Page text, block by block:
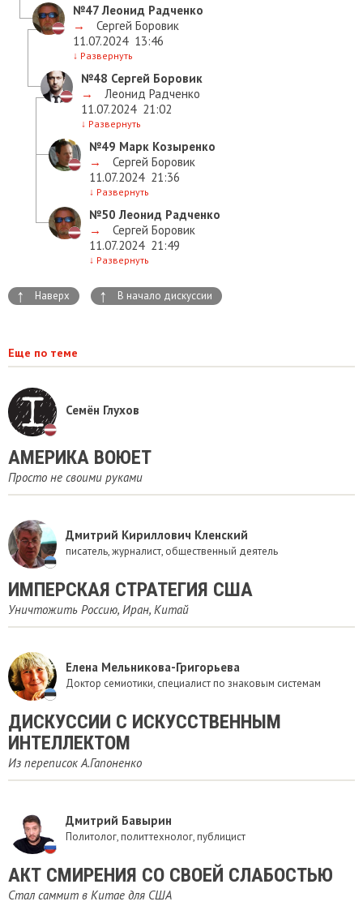
№47Леонид Радченко
→
Сергей Боровик
11.07.2024 13:46
↓ Развернуть
№48 Сергей Боровик
→
Леонид Радченко
11.07.2024 21:02
↓ Развернуть
№49 Марк Козыренко
→
Сергей Боровик
11.07.2024 21:36
↓ Развернуть
№50 Леонид Радченко
→
Сергей Боровик
11.07.2024 21:49
↓ Развернуть
↑ Наверх ↑ В начало дискуссии
Еще по теме
Семён Глухов
АМЕРИКА ВОЮЕТ
Просто не своими руками
Дмитрий Кириллович Кленский
писатель, журналист, общественный деятель
ИМПЕРСКАЯ СТРАТЕГИЯ США
Уничтожить Россию, Иран, Китай
Елена Мельникова-Григорьева
Доктор семиотики, специалист по знаковым системам
ДИСКУССИИ С ИСКУССТВЕННЫМ
ИНТЕЛЛЕКТОМ
Из переписок А.Гапоненко
Дмитрий Бавырин
Политолог, политтехнолог, публицист
АКТ СМИРЕНИЯ СО СВОЕЙ СЛАБОСТЬЮ
Стал саммит в Китае для США